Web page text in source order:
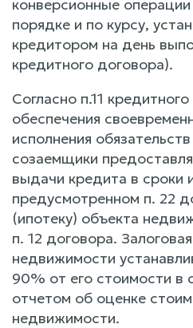
конверсионные
порядке и по курсу,
кредитором на день
кредитного договора).
Согласно п.11
обеспечения
исполнения
созаемщики
выдачи кредита в сроки
предусмотренном п. 22
(ипотеку) объекта
п. 12 договора.
недвижимости
90% от его стоимости в
отчетом об оценке
недвижимости.